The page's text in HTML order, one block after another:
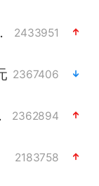
退改 2433951
2367406
进 2362894
2183758